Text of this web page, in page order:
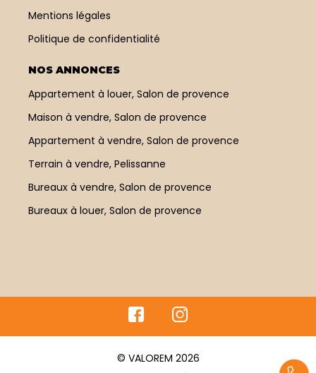
Mentions légales
Politique de confidentialité
NOS ANNONCES
Appartement à louer, Salon de provence
Maison à vendre, Salon de provence
Appartement à vendre, Salon de provence
Terrain à vendre, Pelissanne
Bureaux à vendre, Salon de provence
Bureaux à louer, Salon de provence
© VALOREM 2026